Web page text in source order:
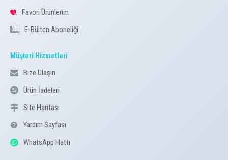
Favori Ürünlerim
E-Bülten Aboneliği
Müşteri Hizmetleri
Bize Ulaşın
Ürün İadeleri
Site Haritası
Yardım Sayfası
WhatsApp Hattı